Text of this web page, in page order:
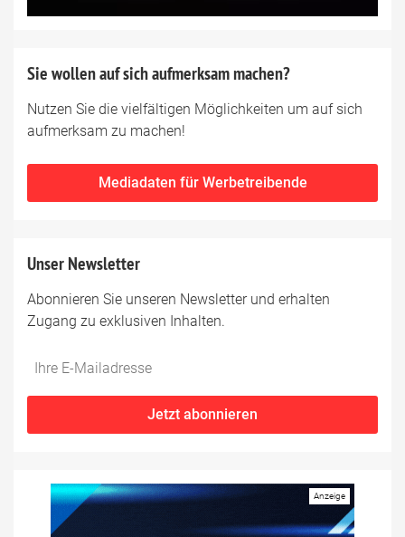
Sie wollen auf sich aufmerksam machen?
Nutzen Sie die vielfältigen Möglichkeiten um auf sich
aufmerksam zu machen!
Mediadaten für Werbetreibende
Unser Newsletter
Abonnieren Sie unseren Newsletter und erhalten
Zugang zu exklusiven Inhalten.
Do
fill
*Ihre
Mailadresse:
Jetzt abonnieren